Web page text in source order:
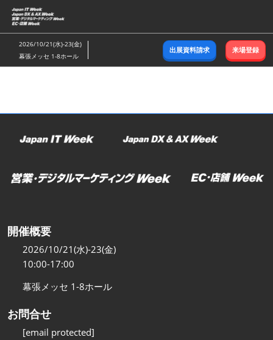
ス
キ
ッ
し
む
2026/10/21(水)-23(金)
幕張メッセ 1-8ホール
出展資料請求 来場登録
開催概要
2026/10/21(水)-23(金)
10:00-17:00
幕張メッセ 1-8ホール
お問合せ
[email protected]